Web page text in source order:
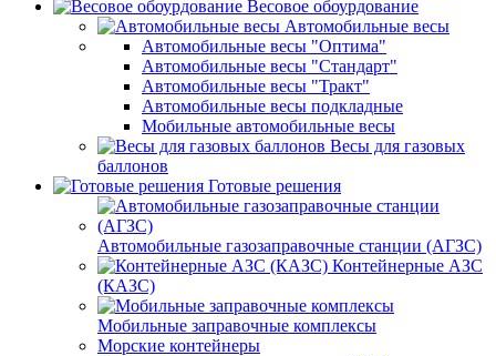
Весовое обоурдование
Автомобильные весы
Автомобильные весы "Оптима"
Автомобильные весы "Стандарт"
Автомобильные весы "Тракт"
Автомобильные весы подкладные
Мобильные автомобильные весы
Весы для газовых
баллонов
Готовые решения
Автомобильные газозаправочные станции (АГЗС)
Контейнерные АЗС
(КАЗС)
Мобильные заправочные комплексы
Морские контейнеры